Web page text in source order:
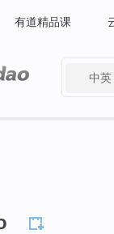
有道精品课
中英